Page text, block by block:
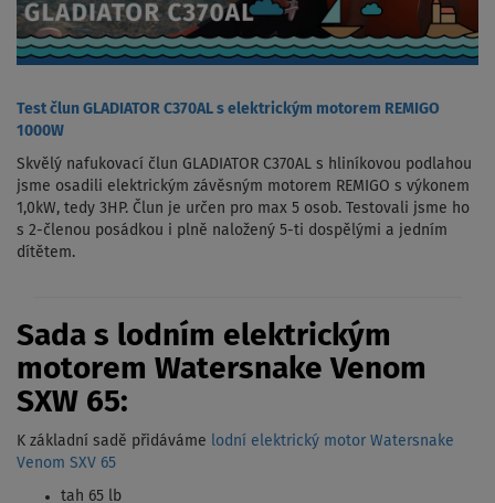
Test člun GLADIATOR C370AL s elektrickým motorem REMIGO
1000W
Skvělý nafukovací člun GLADIATOR C370AL s hliníkovou podlahou
jsme osadili elektrickým závěsným motorem REMIGO s výkonem
1,0kW, tedy 3HP. Člun je určen pro max 5 osob. Testovali jsme ho
s 2-členou posádkou i plně naložený 5-ti dospělými a jedním
dítětem.
Sada s lodním elektrickým
motorem Watersnake Venom
SXW 65:
K základní sadě přidáváme lodní elektrický motor Watersnake
Venom SXV 65
tah 65 lb